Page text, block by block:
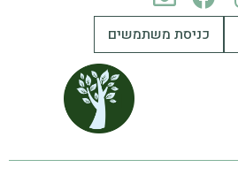
כניסת משתמשים